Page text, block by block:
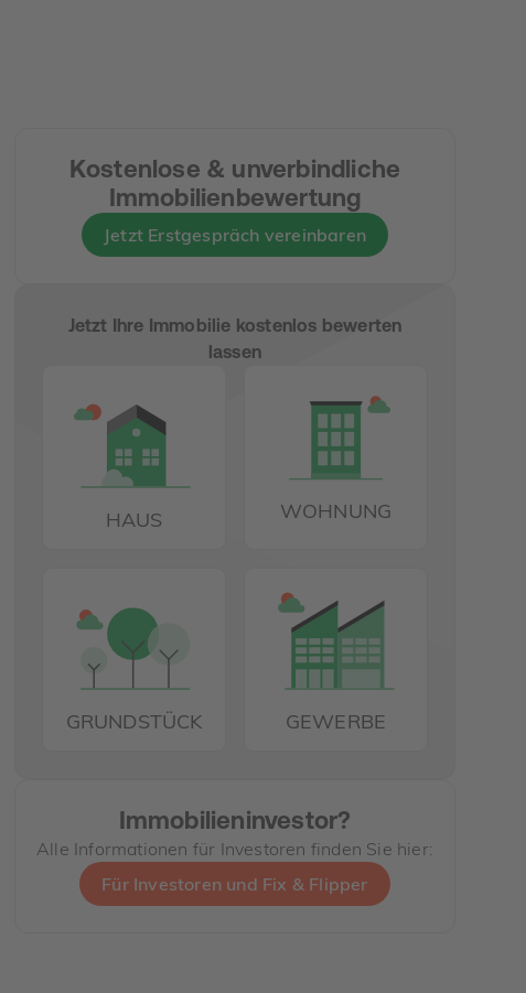
Kostenlose & unverbindliche
Immobilienbewertung
Jetzt Erstgespräch vereinbaren
Jetzt Ihre Immobilie kostenlos bewerten
lassen
HAUS WOHNUNG
GRUNDSTÜCK GEWERBE
Immobilieninvestor?
Alle Informationen für Investoren finden Sie hier:
Für Investoren und Fix & Flipper